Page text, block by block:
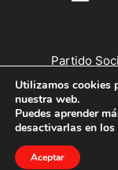
Partido
©Copyright © 2019
Utilizamos cookies
nuestra web.
Puedes aprender
desactivarlas en los
Aceptar